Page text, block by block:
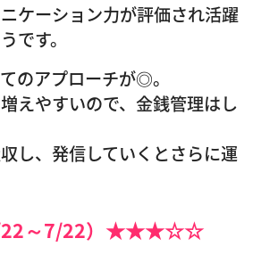
ケーション力が評価され活躍
です。
のアプローチが◎。
えやすいので、金銭管理はし
し、発信していくとさらに運
22～7/22）★★★☆☆